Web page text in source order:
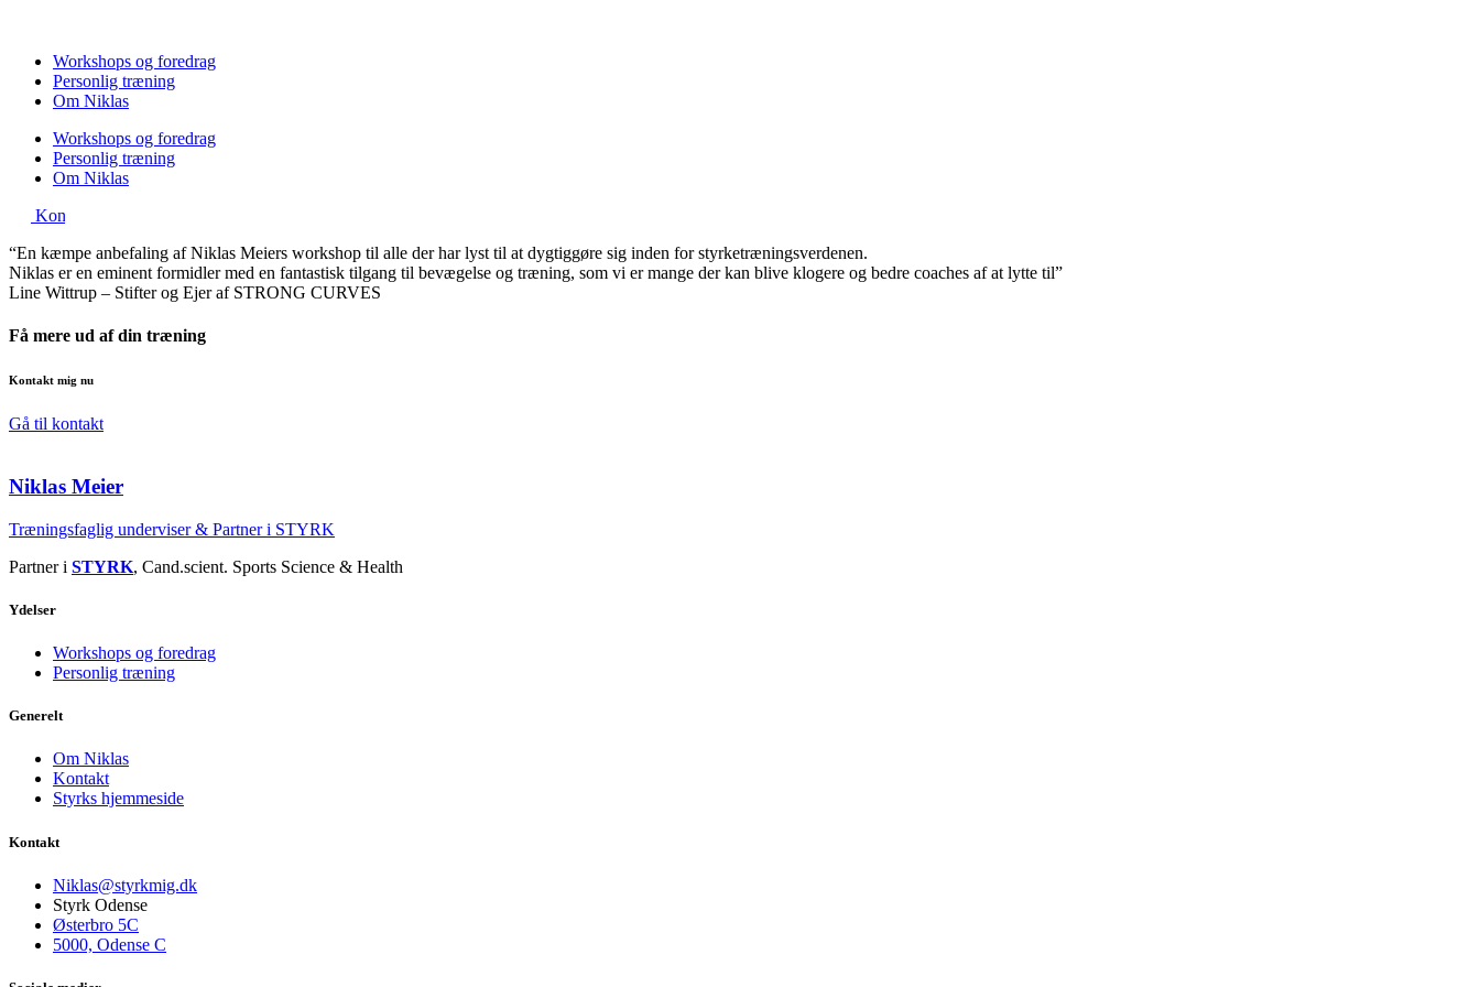
indholdWorkshops og foredrag
Personlig træning
Om Niklas
Workshops og foredrag
Personlig træning
Om Niklas
Kontakt
“En kæmpe anbefaling af Niklas Meiers workshop til alle der har lyst til at dygtiggøre sig inden for styrketræningsverdenen.
Niklas er en eminent formidler med en fantastisk tilgang til bevægelse og træning, som vi er mange der kan blive klogere og bedre coaches af at lytte til”
Line Wittrup – Stifter og Ejer af STRONG CURVES
Få mere ud af din træning
Kontakt mig nu
Gå til kontakt
Niklas Meier
Træningsfaglig underviser & Partner i STYRK
Partner i STYRK, Cand.scient. Sports Science & Health
Ydelser
Workshops og foredrag
Personlig træning
Generelt
Om Niklas
Kontakt
Styrks hjemmeside
Kontakt
Niklas@styrkmig.dk
Styrk Odense
Østerbro 5C
5000, Odense C